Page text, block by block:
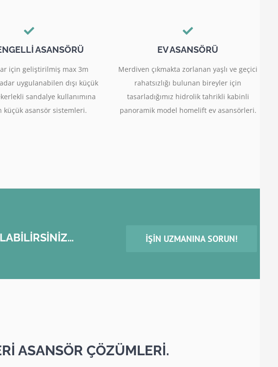
ASANSÖRÜ
için geliştirilmiş max 3m
uygulanabilen dışı küçük
sandalye kullanımına
küçük asansör sistemleri.
EV ASANSÖRÜ
Merdiven çıkmakta zorlanan yaşlı ve geçici
rahatsızlığı bulunan bireyler için
tasarladığımız hidrolik tahrikli kabinli
panoramik model homelift ev asansörleri.
İŞIN UZMANINA SORUN!
ASANSÖR ÇÖZÜMLERİ.